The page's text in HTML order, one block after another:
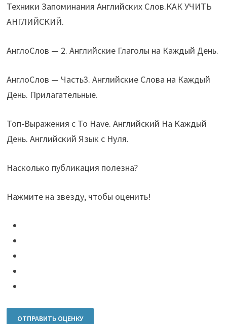
Техники Запоминания Английских Слов.КАК УЧИТЬ
АНГЛИЙСКИЙ.
АнглоСлов — 2. Английские Глаголы на Каждый День.
АнглоСлов — Часть3. Английские Слова на Каждый
День. Прилагательные.
Топ-Выражения с To Have. Английский На Каждый
День. Английский Язык с Нуля.
Насколько публикация полезна?
Нажмите на звезду, чтобы оценить!
ОТПРАВИТЬ ОЦЕНКУ